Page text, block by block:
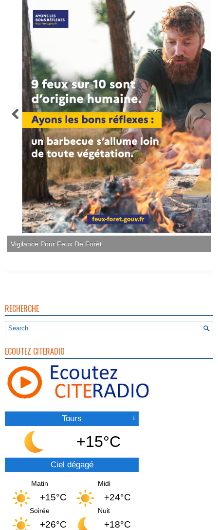
Vigilance Pour Feux De Forêt
RECHERCHE
ECOUTEZ CITERADIO
Tours
+15°C
Ciel dégagé
Matin
+15°C
Midi
+24°C
Soirée
+26°C
Nuit
+18°C